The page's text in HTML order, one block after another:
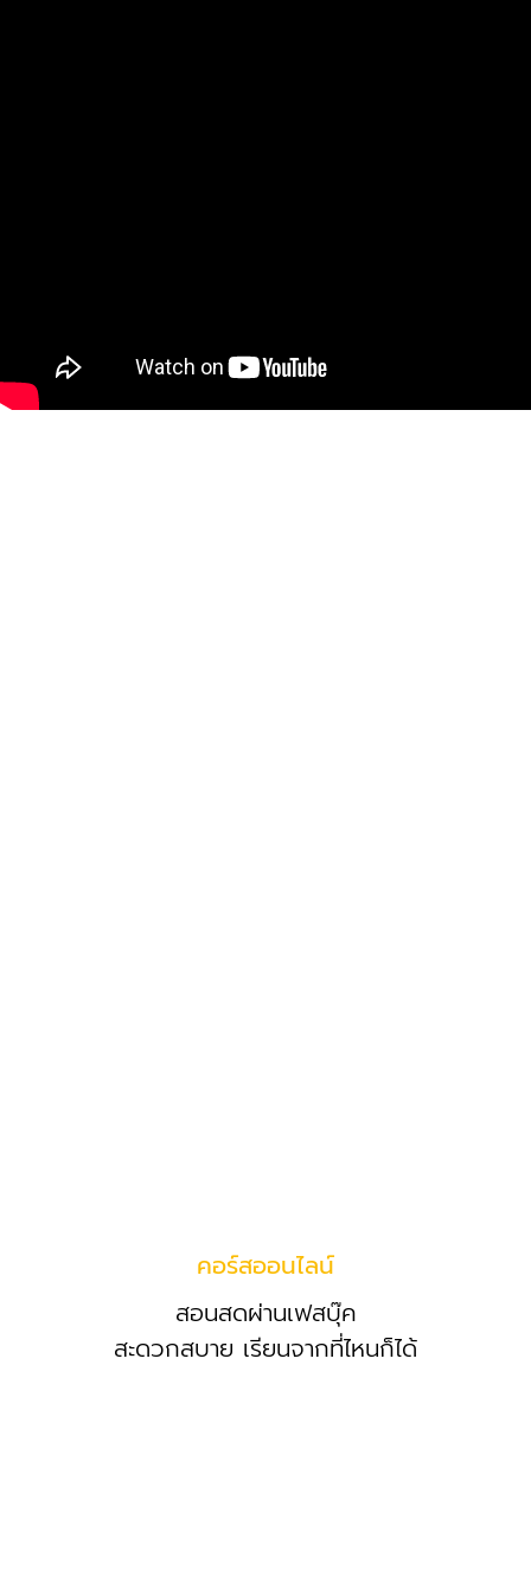
คอร์สออนไลน์
สอนสดผ่านเฟสบุ๊ค
สะดวกสบาย เรียนจากที่ไหนก็ได้